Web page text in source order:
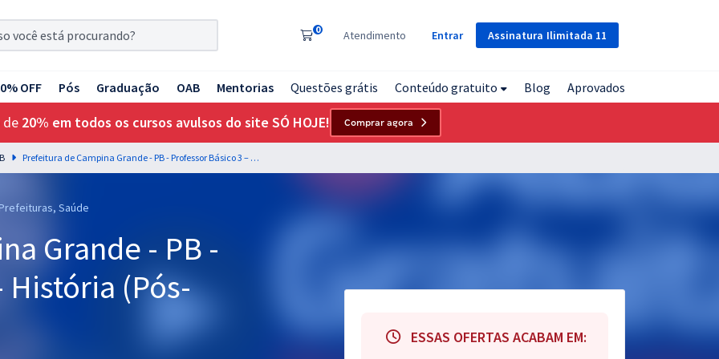
Assinatura Ilimitada 11
0 Atendimento Entrar
OFF Pós Graduação OAB Mentorias Questões grátis Conteúdo gratuito Blog Aprovados
de 20% em todos os cursos avulsos do site SÓ HOJE! Comprar agora
Prefeitura de Campina Grande - PB - Professor Básico 3 – História (Pós-Edital)
Saúde
Grande - PB -
História (Pós-
ESSAS OFERTAS ACABAM EM: